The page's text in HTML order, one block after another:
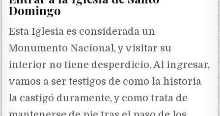
Domingo
Esta Iglesia es considerada un
Monumento Nacional, y visitar su
interior no tiene desperdicio. Al ingresar,
vamos a ser testigos de como la historia
la castigó duramente, y como trata de